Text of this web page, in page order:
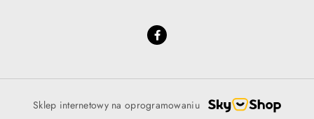
Sklep internetowy na oprogramowaniu